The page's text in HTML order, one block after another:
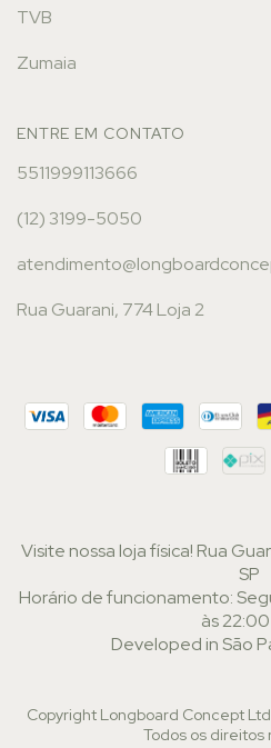
TVB
Zumaia
ENTRE EM CONTATO
5511999113666
(12) 3199-5050
Rua Guarani, 774 Loja 2
Visite nossa loja física! Rua
SP
Horário de funcionamento:
às
Developed in São
Copyright Longboard Concept
Todos os direitos